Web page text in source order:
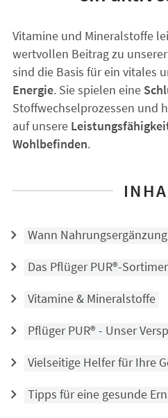
Vitamine und Mineralstoffe
wertvollen Beitrag zu
sind die Basis für ein vitales
Energie. Sie spielen eine
Stoffwechselprozessen und
auf unsere
Wohlbefinden.
Wann
Das Pflüger PUR®-
Vitamine & Mineralstoffe
Pflüger PUR® - Unser
Vielseitige Helfer für Ihre
Tipps für eine gesunde